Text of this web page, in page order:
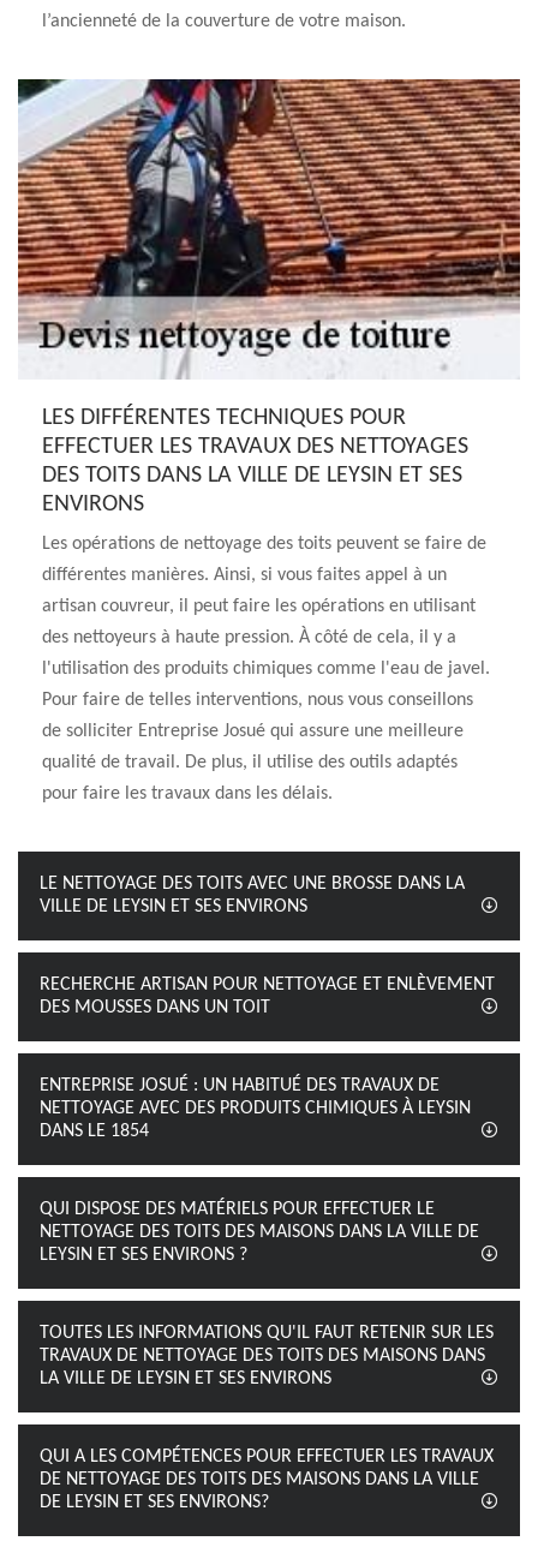
l’ancienneté de la couverture de votre maison.
LES DIFFÉRENTES TECHNIQUES POUR
EFFECTUER LES TRAVAUX DES NETTOYAGES
DES TOITS DANS LA VILLE DE LEYSIN ET SES
ENVIRONS
Les opérations de nettoyage des toits peuvent se faire de
différentes manières. Ainsi, si vous faites appel à un
artisan couvreur, il peut faire les opérations en utilisant
des nettoyeurs à haute pression. À côté de cela, il y a
l'utilisation des produits chimiques comme l'eau de javel.
Pour faire de telles interventions, nous vous conseillons
de solliciter Entreprise Josué qui assure une meilleure
qualité de travail. De plus, il utilise des outils adaptés
pour faire les travaux dans les délais.
LE NETTOYAGE DES TOITS AVEC UNE BROSSE DANS LA
VILLE DE LEYSIN ET SES ENVIRONS
RECHERCHE ARTISAN POUR NETTOYAGE ET ENLÈVEMENT
DES MOUSSES DANS UN TOIT
ENTREPRISE JOSUÉ : UN HABITUÉ DES TRAVAUX DE
NETTOYAGE AVEC DES PRODUITS CHIMIQUES À LEYSIN
DANS LE 1854
QUI DISPOSE DES MATÉRIELS POUR EFFECTUER LE
NETTOYAGE DES TOITS DES MAISONS DANS LA VILLE DE
LEYSIN ET SES ENVIRONS ?
TOUTES LES INFORMATIONS QU'IL FAUT RETENIR SUR LES
TRAVAUX DE NETTOYAGE DES TOITS DES MAISONS DANS
LA VILLE DE LEYSIN ET SES ENVIRONS
QUI A LES COMPÉTENCES POUR EFFECTUER LES TRAVAUX
DE NETTOYAGE DES TOITS DES MAISONS DANS LA VILLE
DE LEYSIN ET SES ENVIRONS?